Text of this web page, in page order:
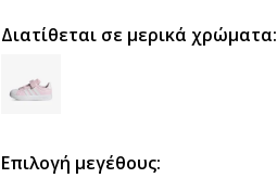
Διατίθεται σε μερικά χρώματα:
Επιλογή μεγέθους: